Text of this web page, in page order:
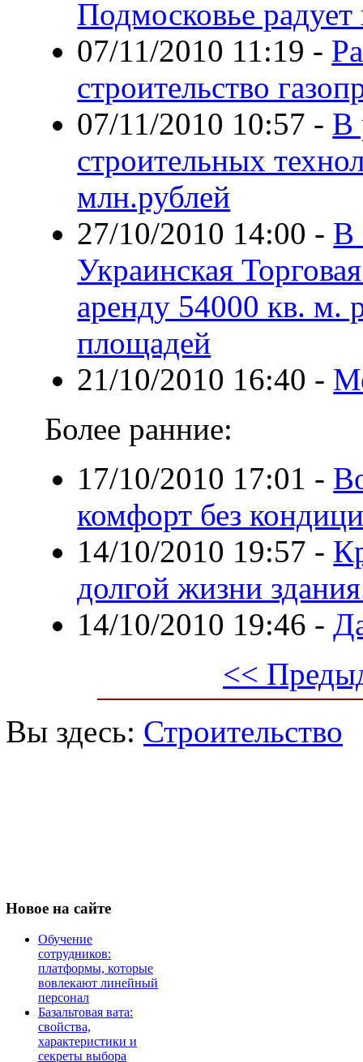
Подмосковье радует
07/11/2010 11:19 -
строительство
07/11/2010 10:57 - В
строительных
млн.рублей
27/10/2010 14:00 - В
Украинская
аренду 54000 кв. м.
площадей
21/10/2010 16:40 -
Более ранние:
17/10/2010 17:01 -
комфорт без
14/10/2010 19:57 -
долгой жизни
14/10/2010 19:46 -
<<
Вы здесь: Строительство
Новое на сайте
Обучение
сотрудников:
платформы, которые
вовлекают линейный
персонал
Базальтовая вата:
свойства,
характеристики и
секреты выбора